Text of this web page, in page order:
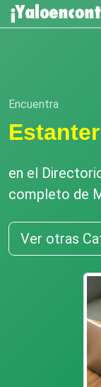
Encuentra
en el
completo de
Ver otras